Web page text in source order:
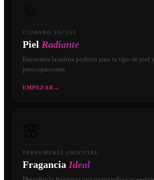
CUIDADO FACIAL
Piel Radiante
Encuentra la rutina perfecta para tu tipo de piel
preocupaciones.
EMPEZAR →
PERFUMERÍA ORIENTAL
Fragancia Ideal